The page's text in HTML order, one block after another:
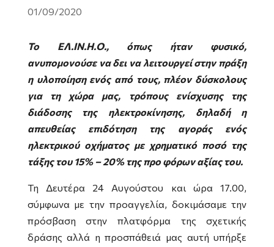
01/09/2020
Το ΕΛ.ΙΝ.Η.Ο., όπως ήταν φυσικό,
ανυπομονούσε να δει να λειτουργεί στην πράξη
η υλοποίηση ενός από τους, πλέον δύσκολους
για τη χώρα μας, τρόπους ενίσχυσης της
διάδοσης της ηλεκτροκίνησης, δηλαδή η
απευθείας επιδότηση της αγοράς ενός
ηλεκτρικού οχήματος με χρηματικό ποσό της
τάξης του 15% – 20% της προ φόρων αξίας του.
Τη Δευτέρα 24 Αυγούστου και ώρα 17.00,
σύμφωνα με την προαγγελία, δοκιμάσαμε την
πρόσβαση στην πλατφόρμα της σχετικής
δράσης αλλά η προσπάθειά μας αυτή υπήρξε